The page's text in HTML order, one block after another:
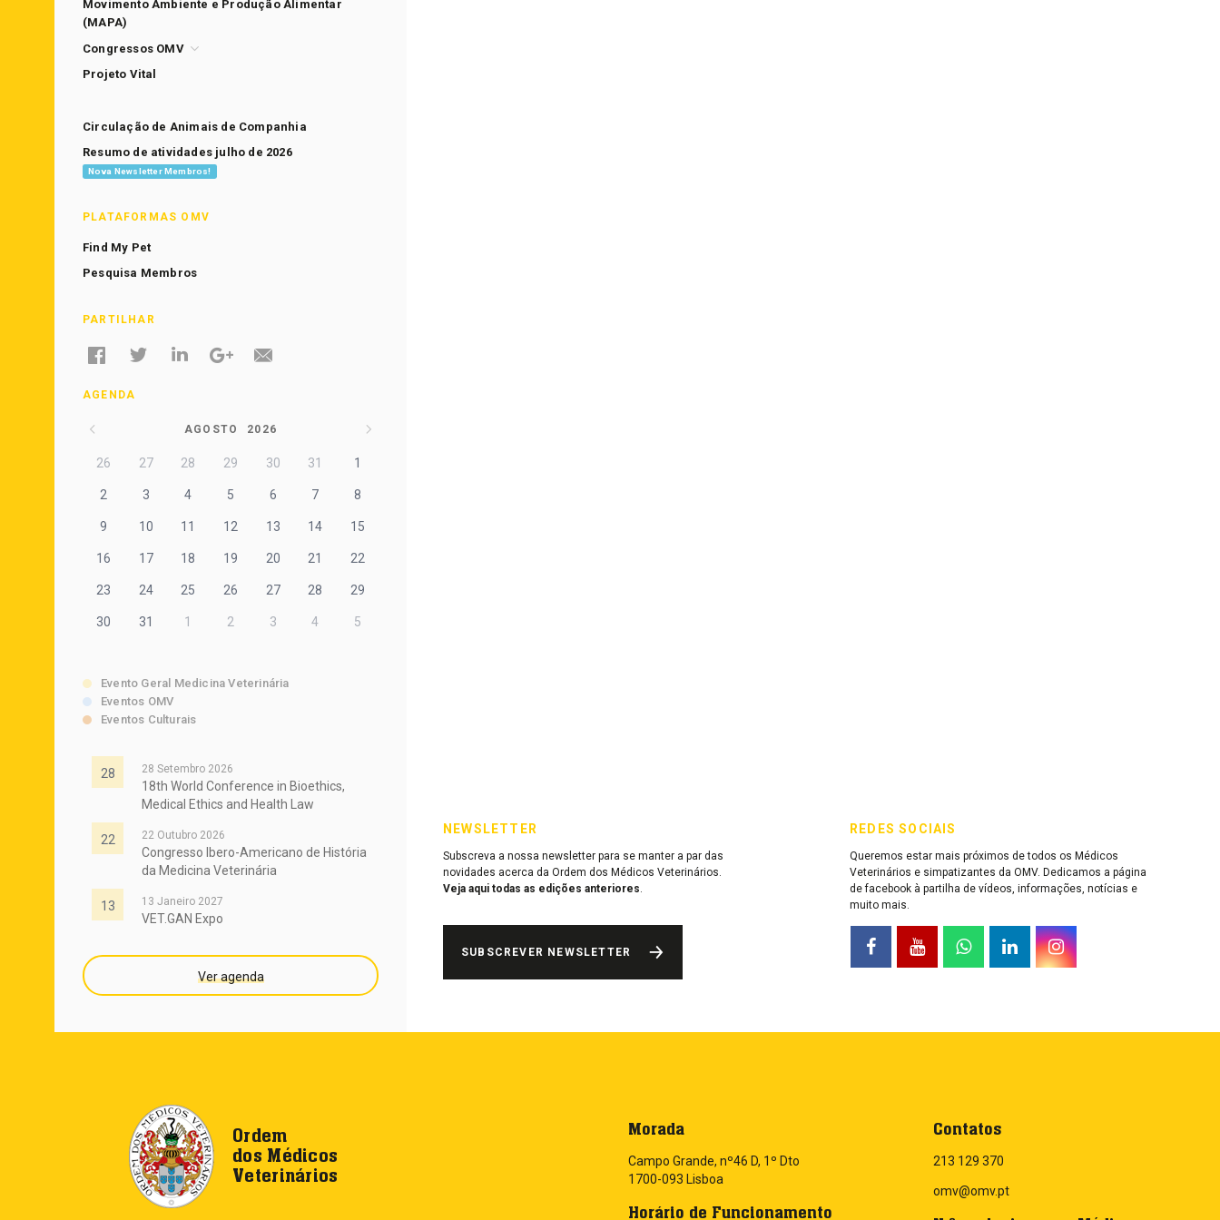
NEWSLETTER
Subscreva a nossa newsletter para se manter a par das
novidades acerca da Ordem dos Médicos Veterinários.
Veja aqui todas as edições anteriores.
SUBSCREVER NEWSLETTER
REDES SOCIAIS
Queremos estar mais próximos de todos os Médicos
Veterinários e simpatizantes da OMV. Dedicamos a página
de facebook à partilha de vídeos, informações, notícias e
muito mais.
Movimento Ambiente e Produção Alimentar
(MAPA)
Congressos OMV
Projeto Vital
Circulação de Animais de Companhia
Resumo de atividades julho de 2026
Nova Newsletter Membros!
PLATAFORMAS OMV
Find My Pet
Pesquisa Membros
PARTILHAR
AGENDA
AGOSTO 2026
26 27 28 29 30 31 1
2 3 4 5 6 7 8
9 10 11 12 13 14 15
16 17 18 19 20 21 22
23 24 25 26 27 28 29
30 31 1 2 3 4 5
Evento Geral Medicina Veterinária
Eventos OMV
Eventos Culturais
28 28 Setembro 2026
18th World Conference in Bioethics,
Medical Ethics and Health Law
22 22 Outubro 2026
Congresso Ibero-Americano de História
da Medicina Veterinária
13 13 Janeiro 2027
VET.GAN Expo
Ver agenda
Ordem
dos Médicos
Veterinários
Morada
Campo Grande, nº46 D, 1º Dto
1700-093 Lisboa
Horário de Funcionamento
Contatos
213 129 370
omv@omv.pt